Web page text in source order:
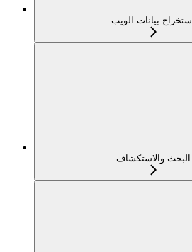
استخراج بيانات الويب
البحث والاستكشاف